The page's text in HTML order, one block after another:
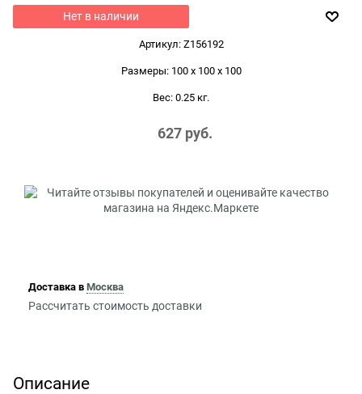
Нет в наличии
Артикул: Z156192
Размеры: 100 x 100 x 100
Вес: 0.25 кг.
627 руб.
Доставка в Москва
Рассчитать стоимость доставки
Описание